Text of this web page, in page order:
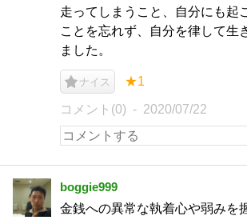
走ってしまうこと、自分にも起
ことを忘れず、自分を律して生
ました。
ナイス ★1
コメント(0) 2020/07/22
boggie999
金銭への異常な執着心や弱みを